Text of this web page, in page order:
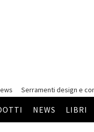
Serramenti design e
NEWS LIBRI